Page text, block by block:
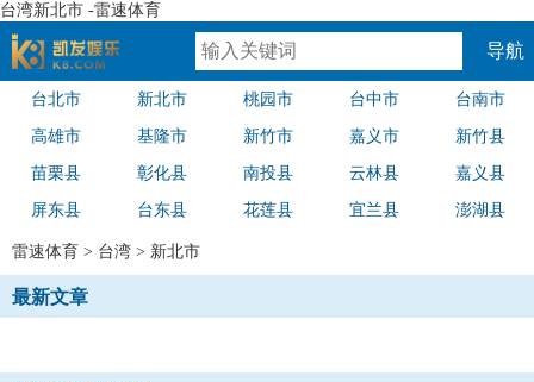
台湾新北市 -雷速体育
速体育
导航
台北市 新北市 桃园市 台中市 台南市
高雄市 基隆市 新竹市 嘉义市 新竹县
苗栗县 彰化县 南投县 云林县 嘉义县
屏东县 台东县 花莲县 宜兰县 澎湖县
雷速体育 > 台湾 > 新北市
最新文章